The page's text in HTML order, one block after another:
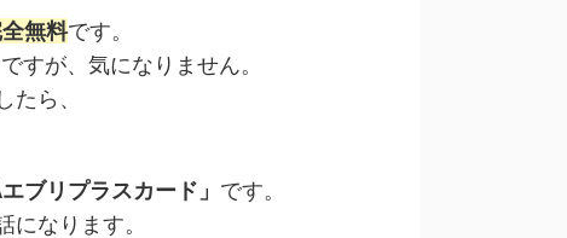
無料です。
すが、気になりません。
ら、
ブリプラスカード」 です。
なります。